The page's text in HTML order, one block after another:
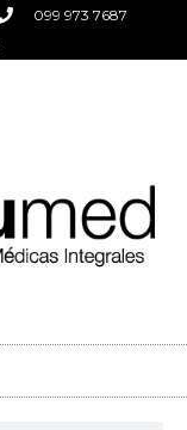
099 973 7687